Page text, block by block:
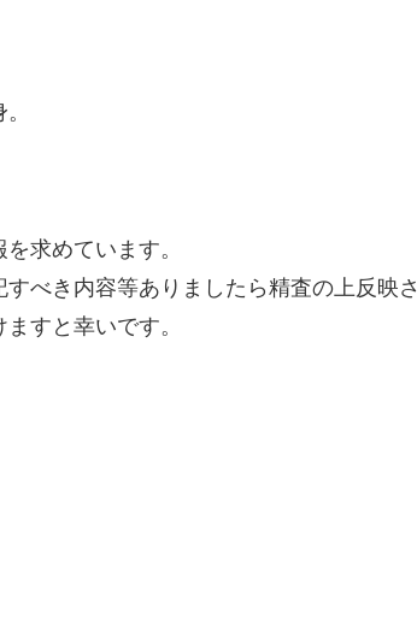
求めています。
べき内容等ありましたら精査の上反映
すと幸いです。